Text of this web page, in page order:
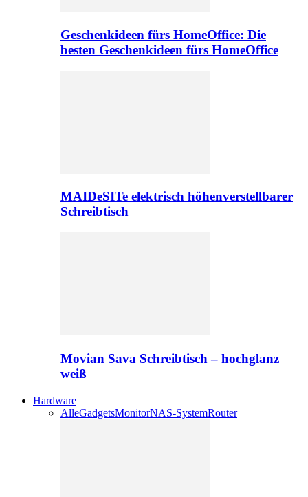
Geschenkideen fürs HomeOffice: Die
besten Geschenkideen fürs HomeOffice
MAIDeSITe elektrisch höhenverstellbarer
Schreibtisch
Movian Sava Schreibtisch – hochglanz
weiß
Hardware
AlleGadgetsMonitorNAS-SystemRouter